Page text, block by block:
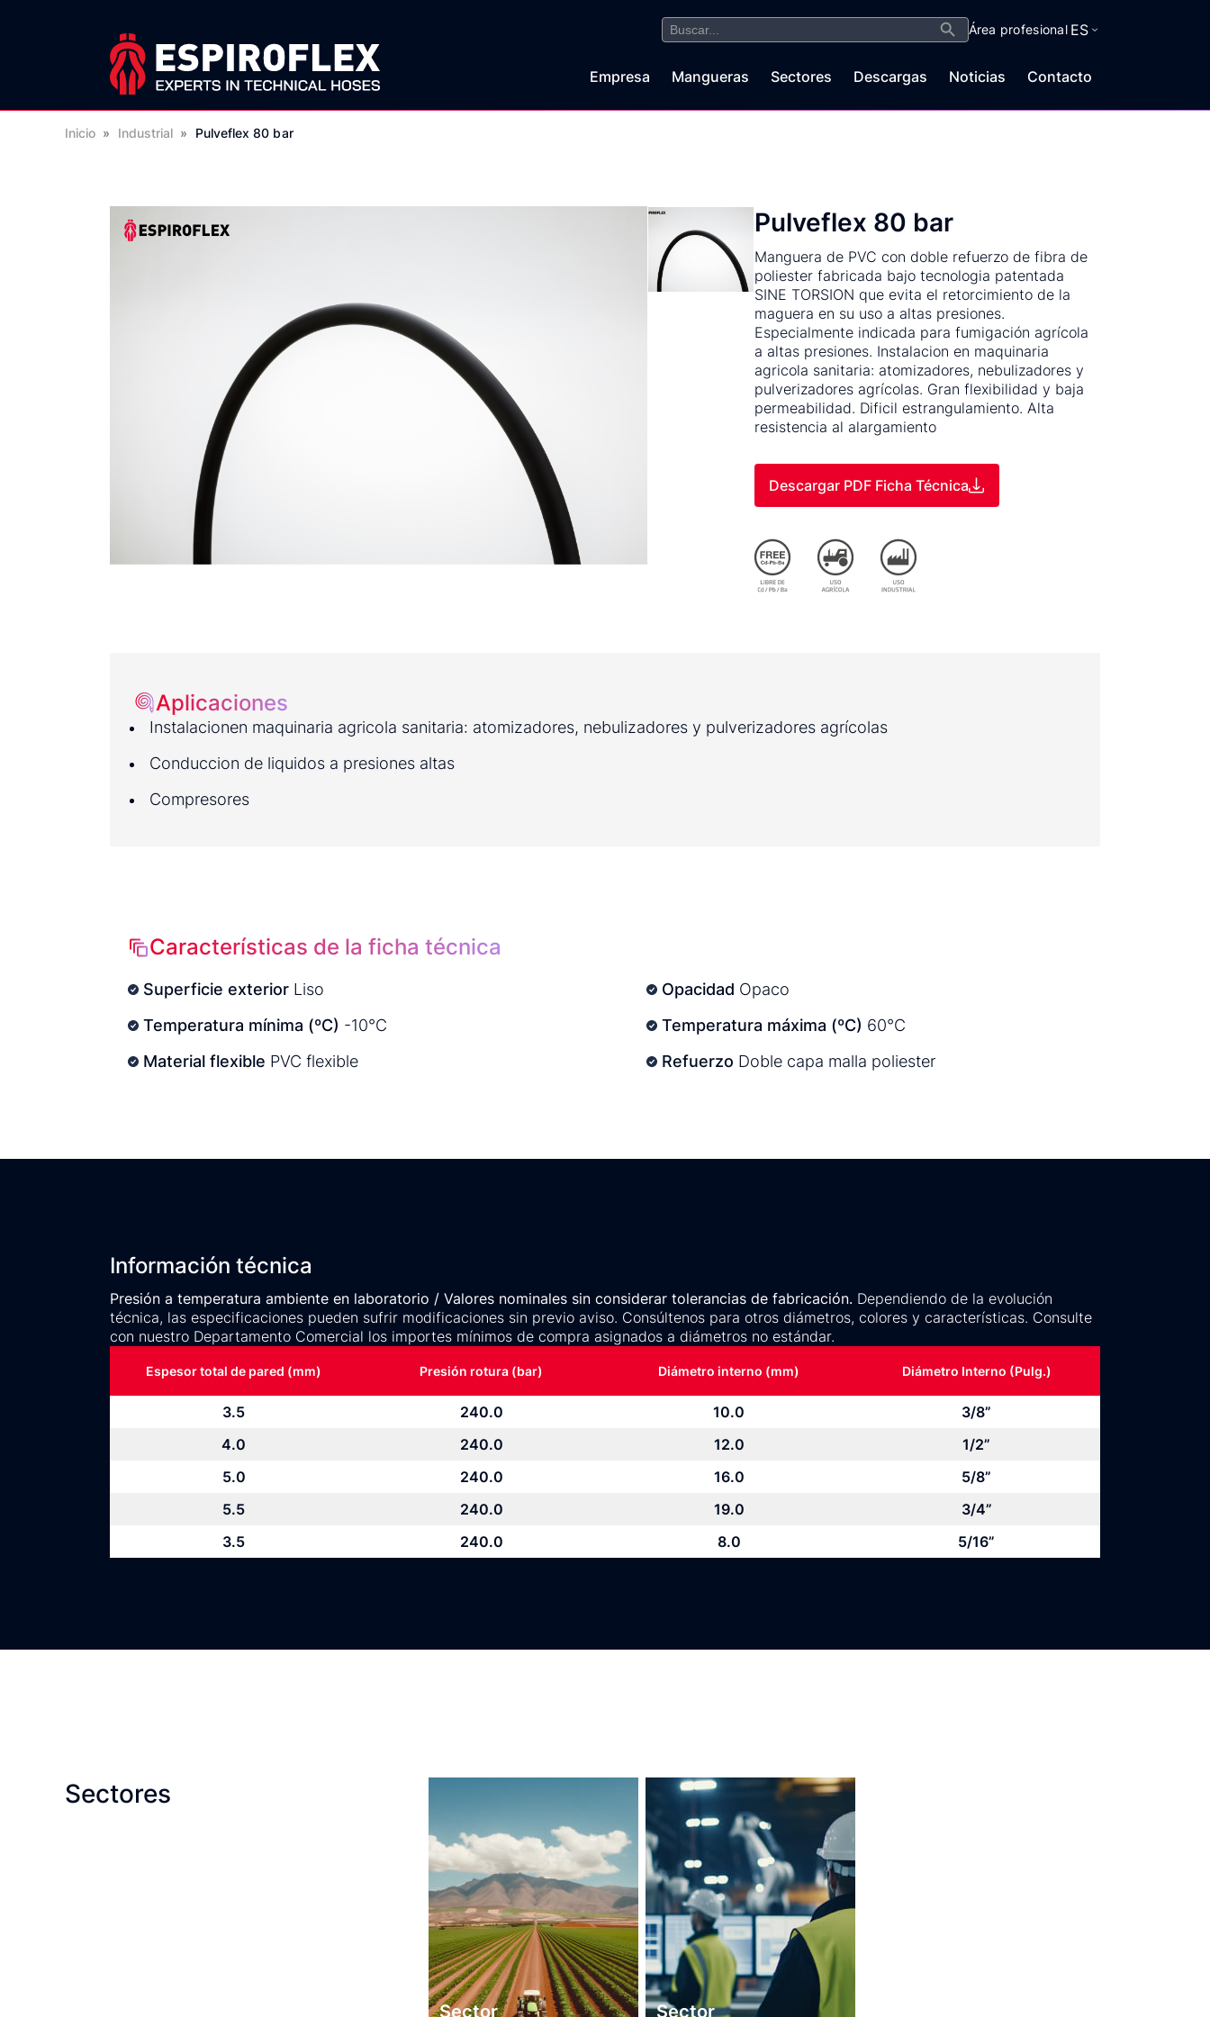
Buscar: Botón de búsqueda
Área profesional ES
Empresa Mangueras Sectores Descargas Noticias Contacto
Inicio » Industrial » Pulveflex 80 bar
Pulveflex 80 bar
Manguera de PVC con doble refuerzo de fibra de
poliester fabricada bajo tecnologia patentada
SINE TORSION que evita el retorcimiento de la
maguera en su uso a altas presiones.
Especialmente indicada para fumigación agrícola
a altas presiones. Instalacion en maquinaria
agricola sanitaria: atomizadores, nebulizadores y
pulverizadores agrícolas. Gran flexibilidad y baja
permeabilidad. Dificil estrangulamiento. Alta
resistencia al alargamiento
Descargar PDF Ficha Técnica
Aplicaciones
Instalacionen maquinaria agricola sanitaria: atomizadores, nebulizadores y pulverizadores agrícolas
Conduccion de liquidos a presiones altas
Compresores
Características de la ficha técnica
Superficie exterior Liso Opacidad Opaco
Temperatura mínima (ºC) -10°C Temperatura máxima (ºC) 60°C
Material flexible PVC flexible Refuerzo Doble capa malla poliester
Información técnica
Presión a temperatura ambiente en laboratorio / Valores nominales sin considerar tolerancias de fabricación. Dependiendo de la evolución
técnica, las especificaciones pueden sufrir modificaciones sin previo aviso. Consúltenos para otros diámetros, colores y características. Consulte
con nuestro Departamento Comercial los importes mínimos de compra asignados a diámetros no estándar.
Espesor total de pared (mm) Presión rotura (bar) Diámetro interno (mm) Diámetro Interno (Pulg.)
3.5 240.0 10.0
3/8”
4.0
240.0 12.0
1/2”
5.0
240.0 16.0
5/8”
5.5
240.0 19.0
3/4”
3.5
240.0 8.0 5/16”
Sectores
Sector Sector